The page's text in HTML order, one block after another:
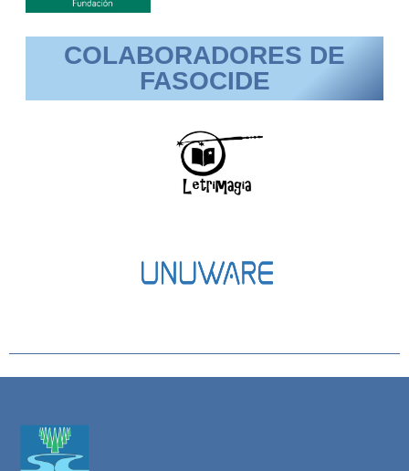
COLABORADORES DE
FASOCIDE